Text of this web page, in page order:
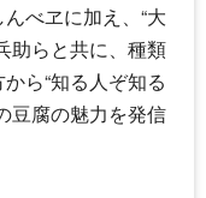
べヱに加え、“大
助らと共に、種類
ら“知る人ぞ知る
豆腐の魅力を発信